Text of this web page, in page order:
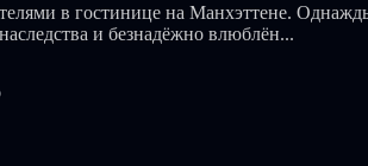
в гостинице на Манхэттене.
и безнадёжно влюблён...